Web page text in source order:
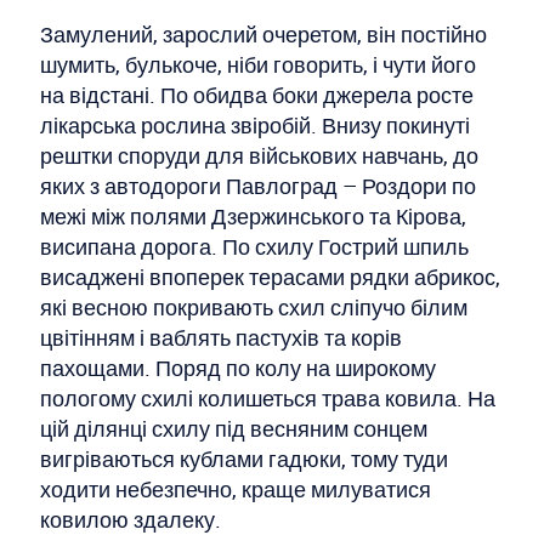
Замулений, зарослий очеретом, він постійно
шумить, булькоче, ніби говорить, і чути його
на відстані. По обидва боки джерела росте
лікарська рослина звіробій. Внизу покинуті
рештки споруди для військових навчань, до
яких з автодороги Павлоград – Роздори по
межі між полями Дзержинського та Кірова,
висипана дорога. По схилу Гострий шпиль
висаджені впоперек терасами рядки абрикос,
які весною покривають схил сліпучо білим
цвітінням і ваблять пастухів та корів
пахощами. Поряд по колу на широкому
пологому схилі колишеться трава ковила. На
цій ділянці схилу під весняним сонцем
вигріваються кублами гадюки, тому туди
ходити небезпечно, краще милуватися
ковилою здалеку.